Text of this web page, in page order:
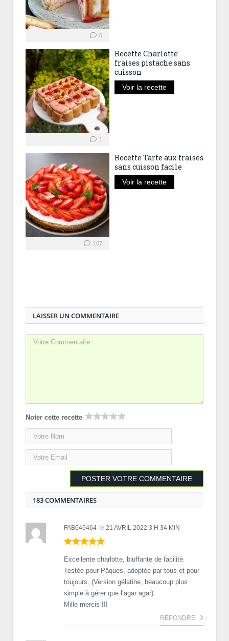
0
1
Recette Charlotte
fraises pistache sans
cuisson
Voir la recette
107
Recette Tarte aux fraises
sans cuisson facile
Voir la recette
LAISSER UN COMMENTAIRE
Noter cette recette
183 COMMENTAIRES
FAB646464 le 21 AVRIL 2022 3 H 34 MIN
Excellente charlotte, bluffante de facilité.
Testée pour Pâques, adoptée par tous et pour
toujours. (Version gélatine, beaucoup plus
simple à gérer que l’agar agar).
Mille mercis !!!
RÉPONDRE